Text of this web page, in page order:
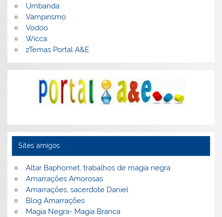
Umbanda
Vampirismo
Vodoo
Wicca
zTemas Portal A&E
Sites amigos
Altar Baphomet, trabalhos de magia negra
Amarrações Amorosas
Amarrações, sacerdote Daniel
Blog Amarrações
Magia Negra- Magia Branca